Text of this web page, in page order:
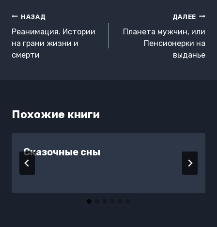
Навигация
по
записям
НАЗАД
Реанимация. Истории
на грани жизни и
смерти
ДАЛЕЕ
Планета мужчин, или
Пенсионерки на
выданье
Похожие книги
Сказочные сны